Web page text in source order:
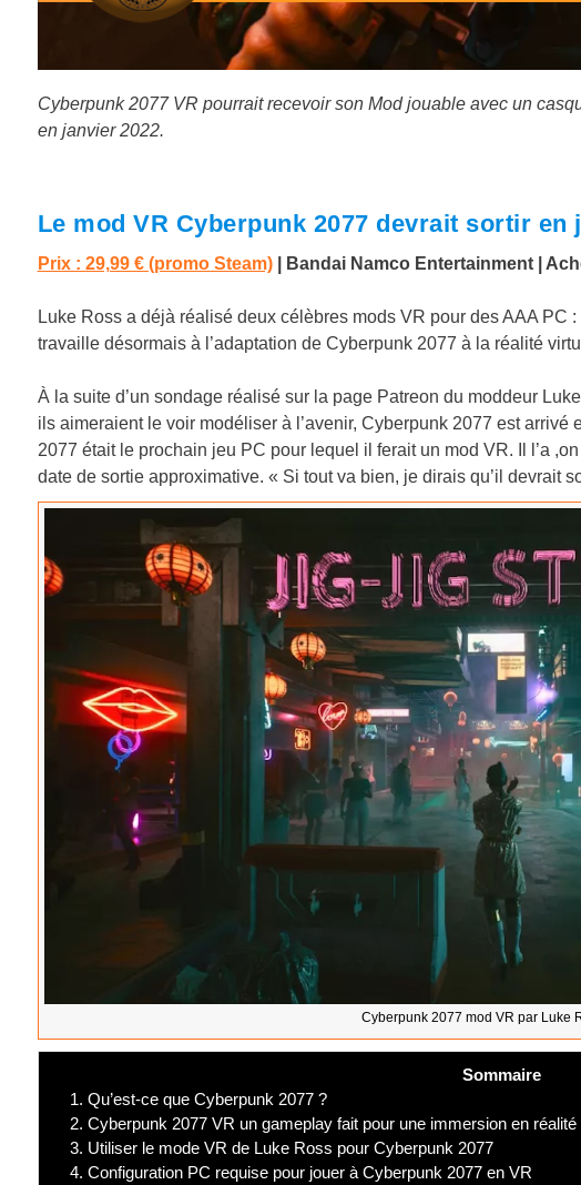
Cyberpunk 2077 VR pourrait recevoir son Mod jouable avec un
en janvier 2022.
Le mod VR Cyberpunk 2077 devrait sortir en
Prix : 29,99 € (promo Steam) Bandai Namco Entertainment
Luke Ross a déjà réalisé deux célèbres mods VR pour des AAA PC :
travaille désormais à l’adaptation de Cyberpunk 2077 à la réalité
À la suite d’un sondage réalisé sur la page Patreon du moddeur
ils aimeraient le voir modéliser à l’avenir, Cyberpunk 2077 est
2077 était le prochain jeu PC pour lequel il ferait un mod VR. Il l’a
date de sortie approximative. « Si tout va bien, je dirais qu’il devrait
Cyberpunk 2077 mod VR par Luke
Sommaire
1. Qu’est-ce que Cyberpunk 2077 ?
2. Cyberpunk 2077 VR un gameplay fait pour une immersion en réalité
3. Utiliser le mode VR de Luke Ross pour Cyberpunk 2077
4. Configuration PC requise pour jouer à Cyberpunk 2077 en VR